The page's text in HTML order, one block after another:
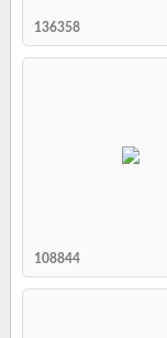
136358
108844